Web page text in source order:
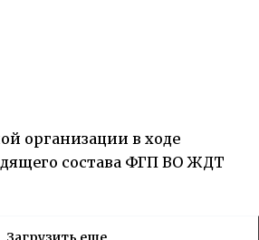
организации в ходе
состава ФГП ВО ЖДТ